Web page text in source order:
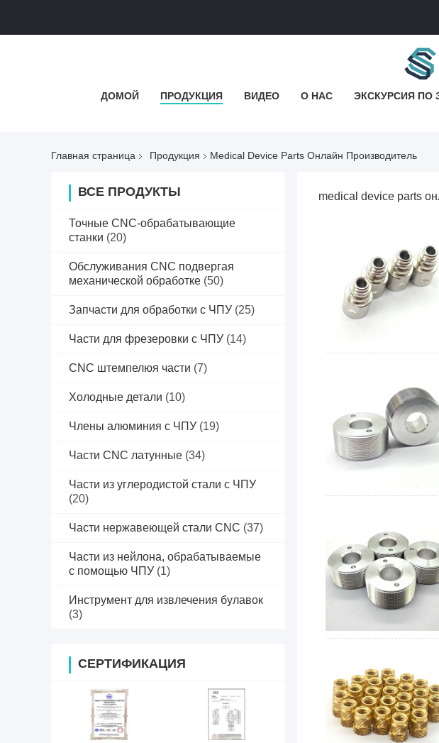
ДОМОЙ ПРОДУКЦИЯ ВИДЕО О НАС ЭКСКУРСИЯ ПО
Главная страница Продукция Medical Device Parts Онлайн Производитель
ВСЕ ПРОДУКТЫ
Точные CNC-обрабатывающие
станки (20)
Обслуживания CNC подвергая
механической обработке (50)
Запчасти для обработки с ЧПУ (25)
Части для фрезеровки с ЧПУ (14)
CNC штемпелюя части (7)
Холодные детали (10)
Члены алюминия с ЧПУ (19)
Части CNC латунные (34)
Части из углеродистой стали с ЧПУ
(20)
Части нержавеющей стали CNC (37)
Части из нейлона, обрабатываемые
с помощью ЧПУ (1)
Инструмент для извлечения булавок
(3)
СЕРТИФИКАЦИЯ
medical device parts